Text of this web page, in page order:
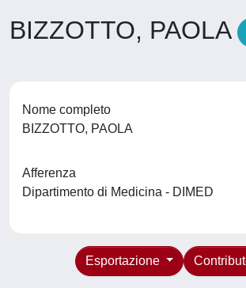
BIZZOTTO, PAOLA
Nome completo
BIZZOTTO, PAOLA
Afferenza
Dipartimento di Medicina - DIMED
Esportazione